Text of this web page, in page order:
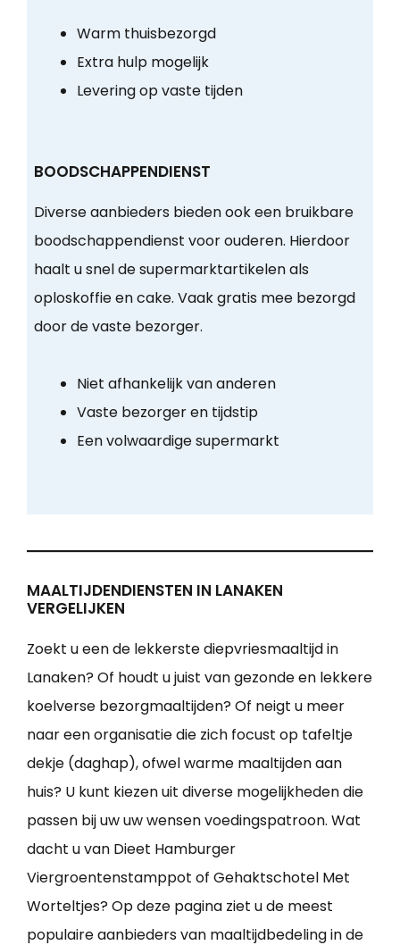
Warm thuisbezorgd
Extra hulp mogelijk
Levering op vaste tijden
BOODSCHAPPENDIENST
Diverse aanbieders bieden ook een bruikbare
boodschappendienst voor ouderen. Hierdoor
haalt u snel de supermarktartikelen als
oploskoffie en cake. Vaak gratis mee bezorgd
door de vaste bezorger.
Niet afhankelijk van anderen
Vaste bezorger en tijdstip
Een volwaardige supermarkt
MAALTIJDENDIENSTEN IN LANAKEN
VERGELIJKEN
Zoekt u een de lekkerste diepvriesmaaltijd in
Lanaken? Of houdt u juist van gezonde en lekkere
koelverse bezorgmaaltijden? Of neigt u meer
naar een organisatie die zich focust op tafeltje
dekje (daghap), ofwel warme maaltijden aan
huis? U kunt kiezen uit diverse mogelijkheden die
passen bij uw uw wensen voedingspatroon. Wat
dacht u van Dieet Hamburger
Viergroentenstamppot of Gehaktschotel Met
Worteltjes? Op deze pagina ziet u de meest
populaire aanbieders van maaltijdbedeling in de